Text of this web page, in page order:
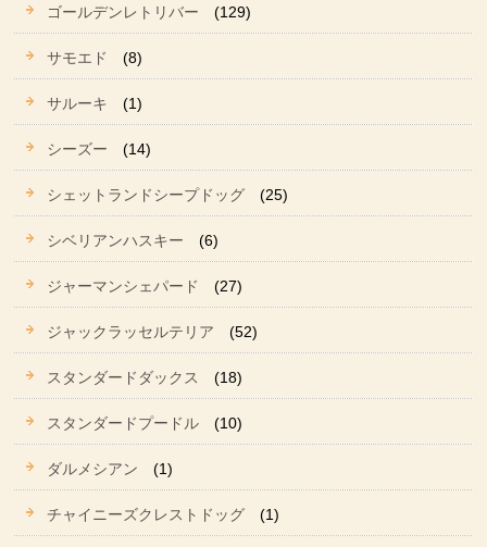
ゴールデンレトリバー (129)
サモエド (8)
サルーキ (1)
シーズー (14)
シェットランドシープドッグ (25)
シベリアンハスキー (6)
ジャーマンシェパード (27)
ジャックラッセルテリア (52)
スタンダードダックス (18)
スタンダードプードル (10)
ダルメシアン (1)
チャイニーズクレストドッグ (1)